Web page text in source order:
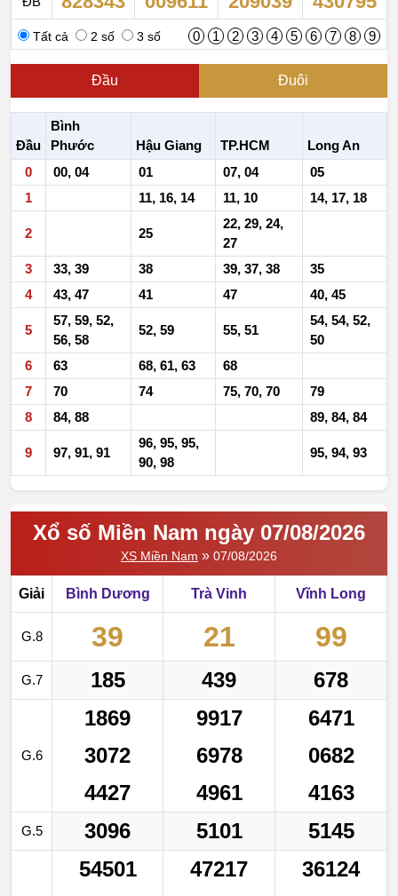
Tất cả 2 số 3 số 0 1 2 3 4 5 6 7 8 9
Đầu Đuôi
Đầu
Bình
Phước
Hậu Giang TP.HCM
Long An
0
00, 04 01 07, 04
05
1
11, 16, 14 11, 10 14, 17, 18
2 25
22, 29, 24,
27
3
33, 39 38 39, 37, 38
35
4
43, 47 41 47 40, 45
5
57, 59, 52,
56, 58
52, 59 55, 51
54, 54, 52,
50
6
63 68, 61, 63
68
7
70 74 75, 70, 70
79
8
84, 88 89, 84, 84
9 97, 91, 91
96, 95, 95,
90, 98
95, 94, 93
Xổ số Miền Nam ngày 07/08/2026
XS Miền Nam » 07/08/2026
Giải Bình Dương Trà Vinh Vĩnh Long
G.8 39 21 99
G.7 185 439 678
G.6
1869 9917
6471
3072
6978
0682
4427
4961 4163
G.5 3096 5101
5145
54501
47217
36124